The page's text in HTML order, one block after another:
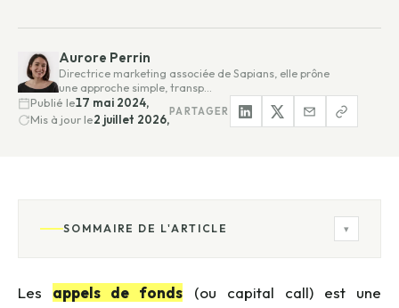
Aurore Perrin
Directrice marketing associée de Sapians, elle prône
une approche simple, transp…
Publié le17 mai 2024,
Mis à jour le2 juillet 2026,
PARTAGER
SOMMAIRE DE L'ARTICLE ▾
Les appels de fonds (ou capital call) est une